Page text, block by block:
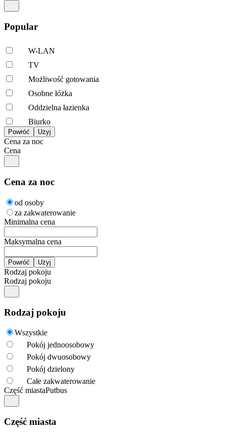
Popular
W-LAN
TV
Możliwość gotowania
Osobne łóżka
Oddzielna łazienka
Biurko
Cena za noc
Cena
Cena za noc
od osoby
za zakwaterowanie
Minimalna cena
Maksymalna cena
Rodzaj pokoju
Rodzaj pokoju
Rodzaj pokoju
Wszystkie
Pokój jednoosobowy
Pokój dwuosobowy
Pokój dzielony
Całe zakwaterowanie
Część miastaPutbus
Część miasta